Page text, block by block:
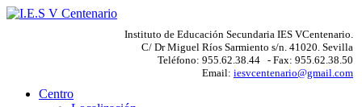
Instituto de Educación Secundaria IES VCentenario.
C/ Dr Miguel Ríos Sarmiento s/n. 41020. Sevilla
Teléfono: 955.62.38.44 - Fax: 955.62.38.50
Email: iesvcentenario@gmail.com
Centro